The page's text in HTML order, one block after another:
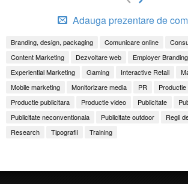
Adauga prezentare de
Branding, design, packaging Comunicare online
Content Marketing
Dezvoltare web Employer Branding
Experiential Marketing
Gaming Interactive Retail
Mobile marketing
Monitorizare media PR Productie
Productie publicitara
Productie video Publicitate
Publicitate neconventionala
Publicitate outdoor
Regii
Research
Tipografii Training